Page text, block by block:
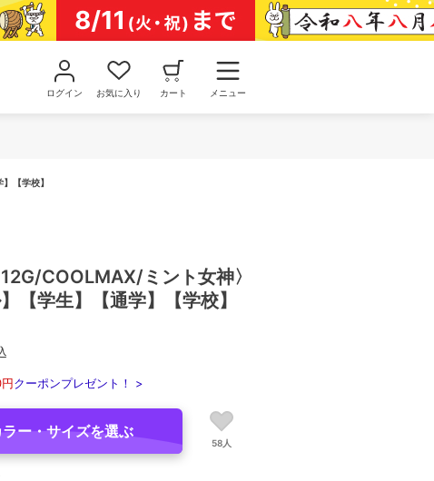
ログイン お気に入り カート メニュー
【学校】
COOLMAX/ミント女神〉
】【学生】【通学】【学校】
クーポンプレゼント！ >
ー・サイズを選ぶ
58人